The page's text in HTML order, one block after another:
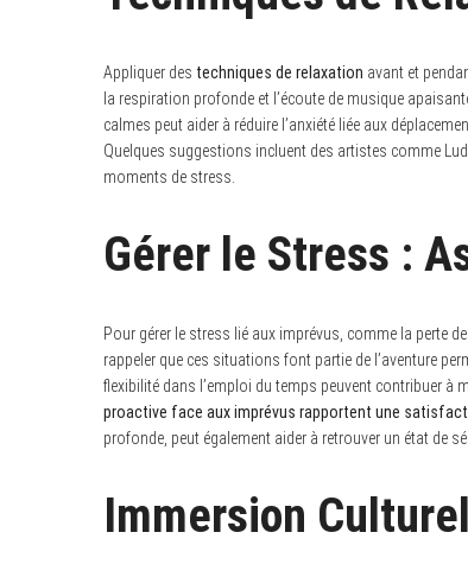
Appliquer des techniques de relaxation avant et
la respiration profonde et l’écoute de musique
calmes peut aider à réduire l’anxiété liée aux
Quelques suggestions incluent des artistes comme
moments de stress.
Gérer le Stress :
Pour gérer le stress lié aux imprévus, comme la perte
rappeler que ces situations font partie de l’aventure
flexibilité dans l’emploi du temps peuvent contribuer à
proactive face aux imprévus rapportent une
profonde, peut également aider à retrouver un état de
Immersion